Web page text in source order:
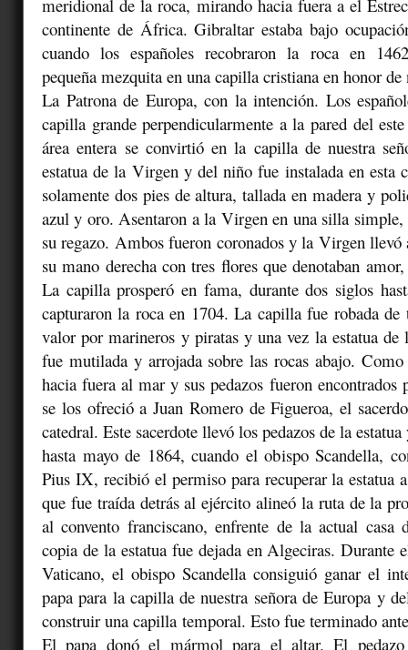
meridional de la roca, mirando hacia fuera a el
continente de África. Gibraltar estaba bajo
cuando los españoles recobraron la roca en
pequeña mezquita en una capilla cristiana en honor de
La Patrona de Europa, con la intención. Los
capilla grande perpendicularmente a la pared del
área entera se convirtió en la capilla de nuestra
estatua de la Virgen y del niño fue instalada en esta
solamente dos pies de altura, tallada en madera y
azul y oro. Asentaron a la Virgen en una silla simple,
su regazo. Ambos fueron coronados y la Virgen llevó
su mano derecha con tres flores que denotaban
La capilla prosperó en fama, durante dos siglos
capturaron la roca en 1704. La capilla fue robada de
valor por marineros y piratas y una vez la estatua
fue mutilada y arrojada sobre las rocas abajo.
hacia fuera al mar y sus pedazos fueron encontrados
se los ofreció a Juan Romero de Figueroa, el
catedral. Este sacerdote llevó los pedazos de la
hasta mayo de 1864, cuando el obispo Scandella,
Pius IX, recibió el permiso para recuperar la estatua
que fue traída detrás al ejército alineó la ruta de la
al convento franciscano, enfrente de la actual casa
copia de la estatua fue dejada en Algeciras. Durante
Vaticano, el obispo Scandella consiguió ganar el
papa para la capilla de nuestra señora de Europa y
construir una capilla temporal. Esto fue terminado
El papa donó el mármol para el altar. El